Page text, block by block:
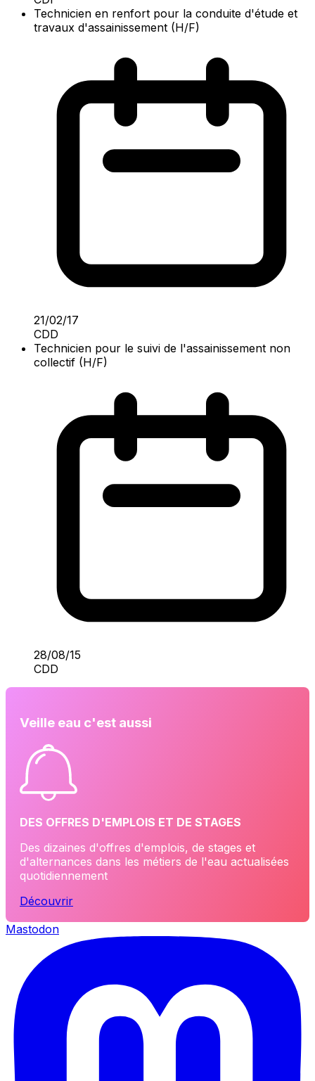
Technicien en renfort pour la conduite d'étude et
travaux d'assainissement (H/F)
21/02/17
CDD
Technicien pour le suivi de l'assainissement non
collectif (H/F)
28/08/15
CDD
Veille eau c'est aussi
DES OFFRES D'EMPLOIS ET DE STAGES
Des dizaines d'offres d'emplois, de stages et
d'alternances dans les métiers de l'eau actualisées
quotidiennement
Découvrir
Mastodon